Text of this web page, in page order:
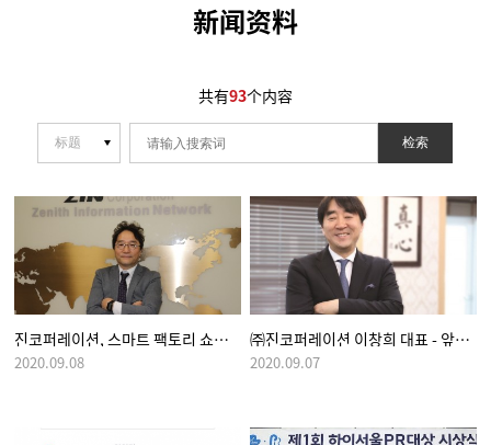
新闻资料
共有93个内容
检索
진코퍼레이션, 스마트 팩토리 쇼룸 통해 해외 사업 비중 확대
2020.09.08
㈜진코퍼레이션 이창희 대표 - 앞선 통합 공급망 관리 솔루션으로 시대를 선도하다
2020.09.07